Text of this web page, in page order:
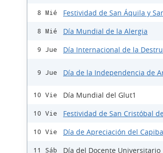
8 Mié Festividad de San Áquila y
8 Mié Día Mundial de la Alergia
9 Jue Día Internacional de la
9 Jue Día de la Independencia de
10 Vie Día Mundial del Glut1
10 Vie Festividad de San Cristóbal
10 Vie Día de Apreciación del
11 Sáb Día del Docente Universitario